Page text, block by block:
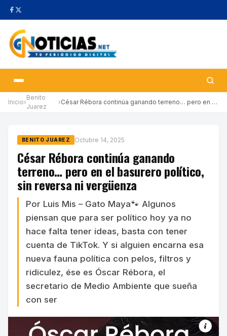
Inicio›
Benito
Juarez
› César Rébora continúa ganando terreno… pero en el basurero polít…
BENITO JUAREZ Octubre 14, 2025
César Rébora continúa ganando
terreno… pero en el basurero político,
sin reversa ni vergüenza
Por Luis Mis – Gato Maya🐾 Algunos
piensan que para ser político hoy ya no
hace falta tener ideas, basta con tener
cuenta de TikTok. Y si alguien encarna esa
nueva fauna política con pelos, filtros y
ridiculez, ése es Óscar Rébora, el
secretario de Medio Ambiente que sueña
con ser